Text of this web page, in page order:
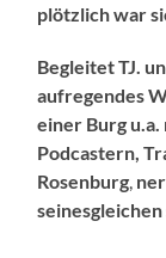
plötzlich war
Begleitet TJ.
aufregendes
einer Burg
Podcastern,
Rosenburg,